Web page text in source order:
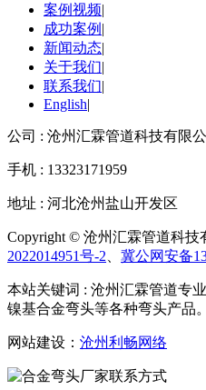
案例视频|
成功案例 |
新闻动态|
关于我们|
联系我们|
English|
公司 : 沧州汇霖管道科技有限
手机 : 13323171959
地址 : 河北沧州盐山开发区
Copyright © 沧州汇霖管道科技
2022014951号-2
冀公网安备
本站关键词 : 沧州汇霖管道专
镍基合金弯头等各种弯头产品。
网站建设： 沧州利畅网络